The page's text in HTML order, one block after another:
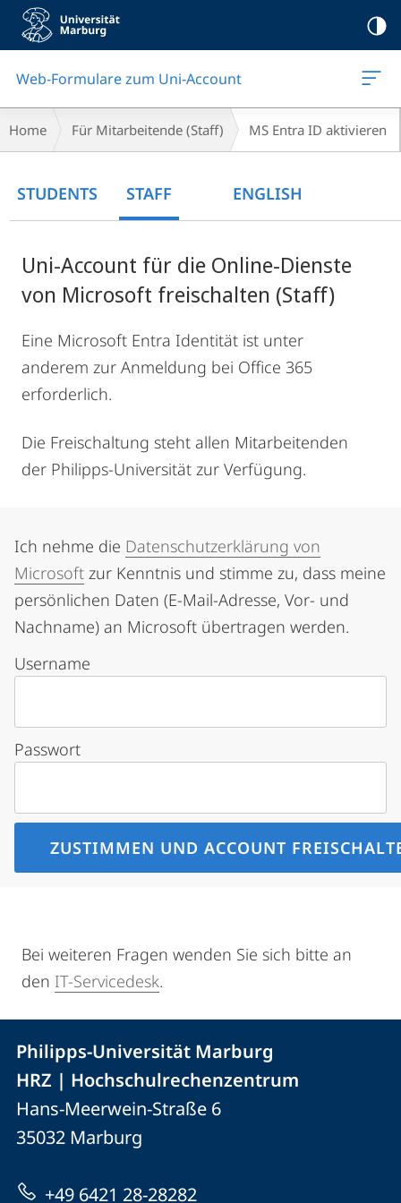
Mobile-
Navigation
Web-Formulare zum Uni-Account
Breadcrumb-
Navigation
Home Für Mitarbeitende (Staff) MS Entra ID aktivieren
Content
STUDENTS STAFF ENGLISH
Uni-Account für die Online-Dienste
von Microsoft freischalten (Staff)
Eine Microsoft Entra Identität ist unter
anderem zur Anmeldung bei Office 365
erforderlich.
Die Freischaltung steht allen Mitarbeitenden
der Philipps-Universität zur Verfügung.
Ich nehme die Datenschutzerklärung von
Microsoft zur Kenntnis und stimme zu, dass meine
persönlichen Daten (E-Mail-Adresse, Vor- und
Nachname) an Microsoft übertragen werden.
Username
Passwort
Bei weiteren Fragen wenden Sie sich bitte an
den IT-Servicedesk.
Kontakt
und
Informationen
zur
Website
Kontaktinformationen
der
Universität
Marburg
Philipps-Universität Marburg
HRZ | Hochschulrechenzentrum
Hans-Meerwein-Straße 6
35032 Marburg
+49 6421 28-28282